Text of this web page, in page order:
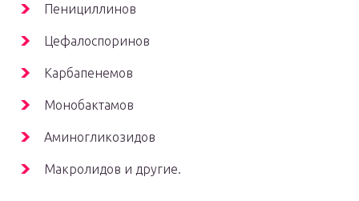
Пенициллинов
Цефалоспоринов
Карбапенемов
Монобактамов
Аминогликозидов
Макролидов и другие.